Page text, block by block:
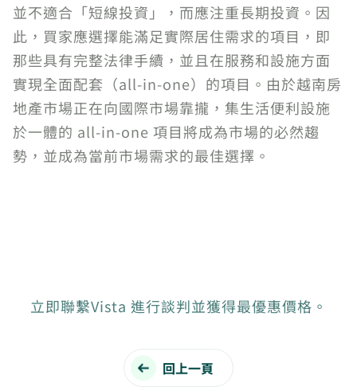
並不適合「短線投資」，而應注重長期投資。因
此，買家應選擇能滿足實際居住需求的項目，即
那些具有完整法律手續，並且在服務和設施方面
實現全面配套（all-in-one）的項目。由於越南房
地產市場正在向國際市場靠攏，集生活便利設施
於一體的 all-in-one 項目將成為市場的必然趨
勢，並成為當前市場需求的最佳選擇。
立即聯繫Vista 進行談判並獲得最優惠價格。
回上一頁